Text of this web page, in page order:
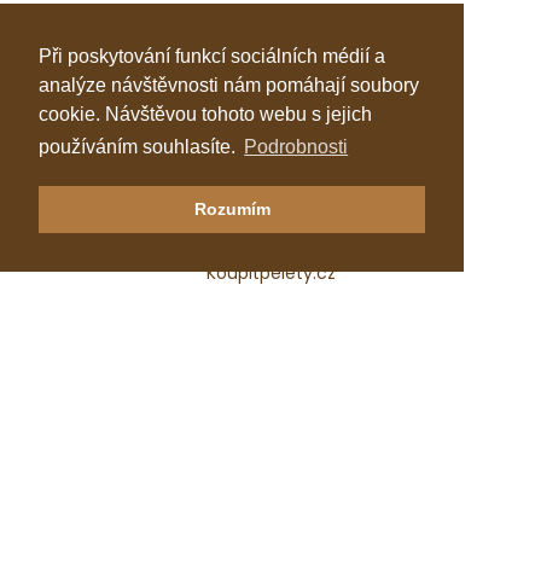
Při poskytování funkcí sociálních médií a
analýze návštěvnosti nám pomáhají soubory
cookie. Návštěvou tohoto webu s jejich
používáním souhlasíte. Podrobnosti
Rozumím
Klastr Česká peleta
Katalog topenářů
Koupitpelety.cz